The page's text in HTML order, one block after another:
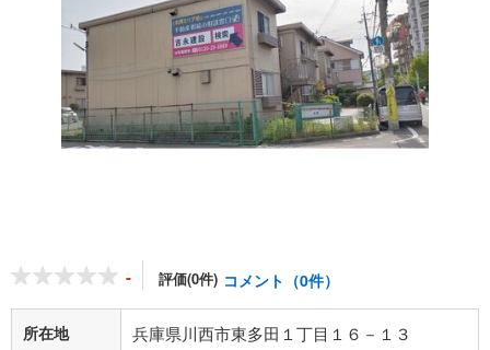
- 評価(0件) コメント（0件）
所在地 兵庫県川西市東多田１丁目１６－１３